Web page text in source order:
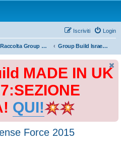
Login
Iscriviti
Raccolta Group Build Group Build Israeli Defense Force 2015
MADE IN UK
QUI!
Force 2015